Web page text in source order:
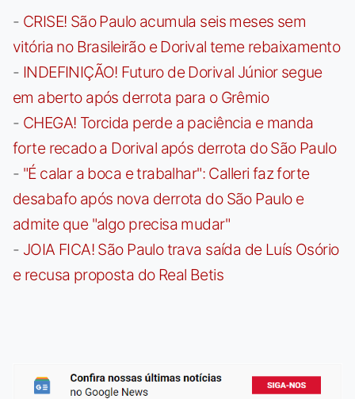
- CRISE! São Paulo acumula seis meses sem
vitória no Brasileirão e Dorival teme rebaixamento
- INDEFINIÇÃO! Futuro de Dorival Júnior segue
em aberto após derrota para o Grêmio
- CHEGA! Torcida perde a paciência e manda
forte recado a Dorival após derrota do São Paulo
- "É calar a boca e trabalhar": Calleri faz forte
desabafo após nova derrota do São Paulo e
admite que "algo precisa mudar"
- JOIA FICA! São Paulo trava saída de Luís Osório
e recusa proposta do Real Betis